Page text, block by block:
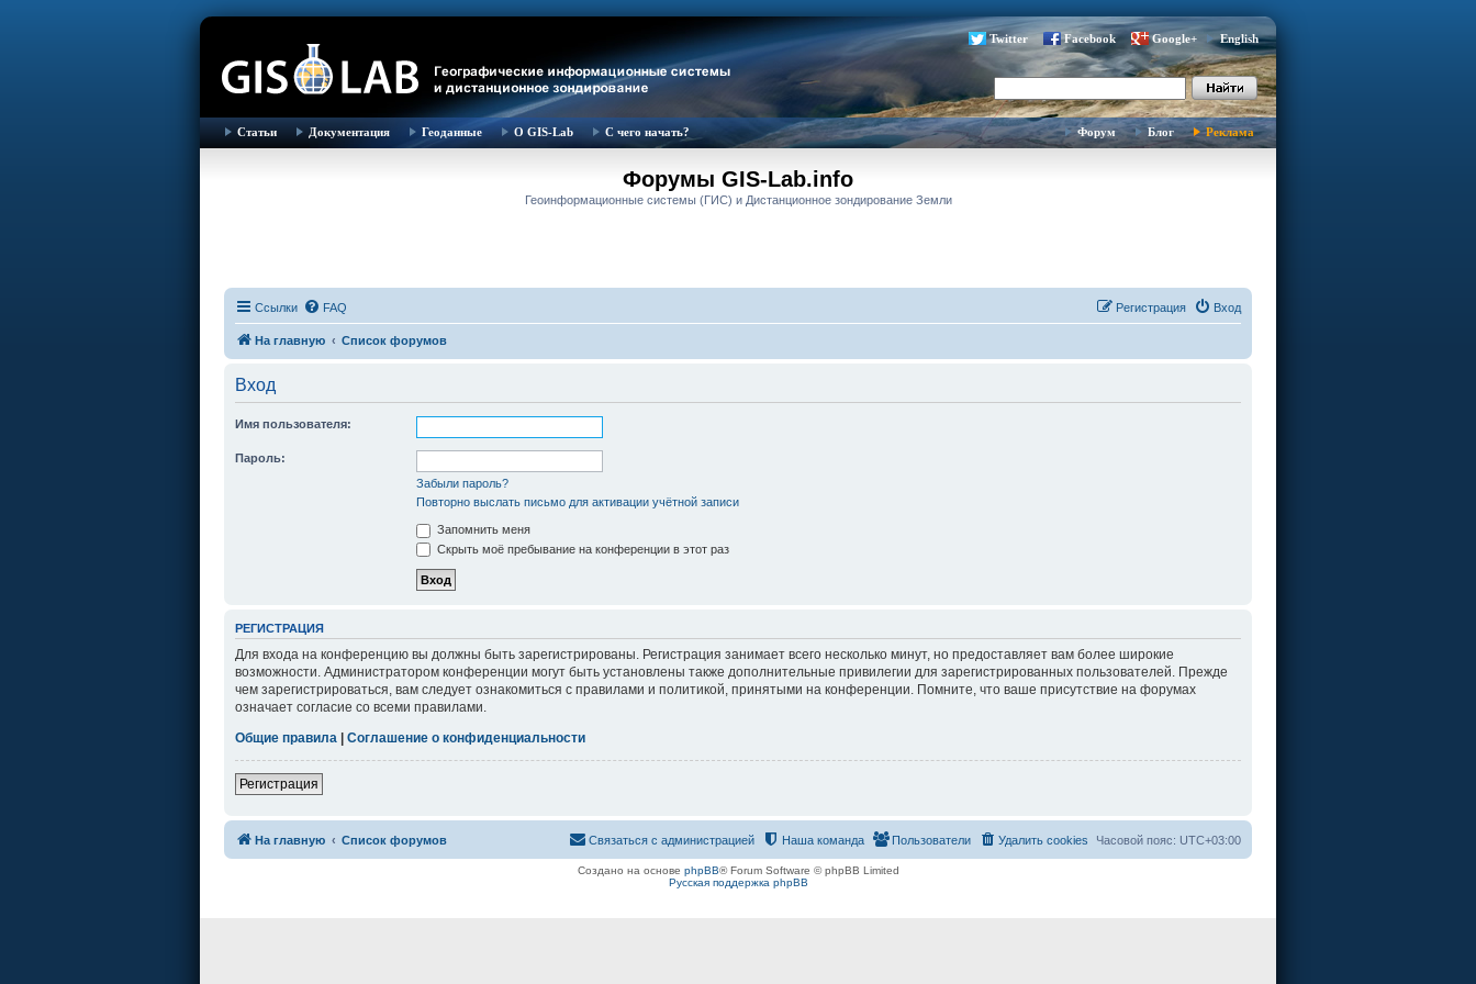
Twitter Facebook Google+ English
Статьи Документация Геоданные О GIS-Lab С чего начать? Форум Блог Реклама
Форумы GIS-Lab.info
Геоинформационные системы (ГИС) и Дистанционное зондирование Земли
Ссылки FAQ Вход
Регистрация
На главную Список форумов
Вход
Имя пользователя:
Пароль:
Забыли пароль?
Повторно выслать письмо для активации учётной записи
Запомнить меня
Скрыть моё пребывание на конференции в этот раз
РЕГИСТРАЦИЯ
Для входа на конференцию вы должны быть зарегистрированы. Регистрация занимает всего несколько минут, но предоставляет вам более широкие
возможности. Администратором конференции могут быть установлены также дополнительные привилегии для зарегистрированных пользователей. Прежде
чем зарегистрироваться, вам следует ознакомиться с правилами и политикой, принятыми на конференции. Помните, что ваше присутствие на форумах
означает согласие со всеми правилами.
Общие правила | Соглашение о конфиденциальности
Регистрация
На главную Список форумов Часовой пояс: UTC+03:00
Удалить cookies
Пользователи
Наша команда
Связаться с администрацией
Создано на основе phpBB® Forum Software © phpBB Limited
Русская поддержка phpBB